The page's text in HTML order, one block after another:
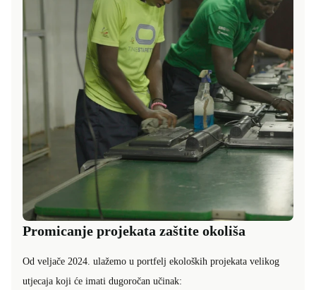
Promicanje projekata zaštite okoliša
Od veljače 2024. ulažemo u portfelj ekoloških projekata velikog
utjecaja koji će imati dugoročan učinak: